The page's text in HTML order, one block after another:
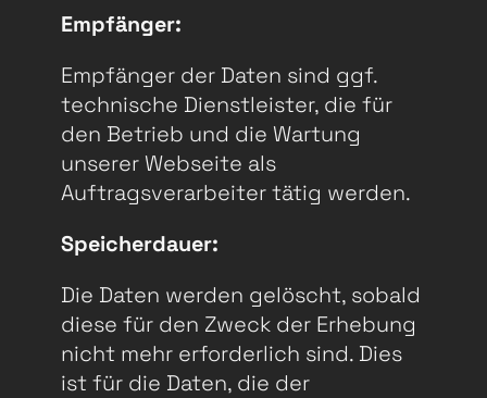
Empfänger:
Empfänger der Daten sind ggf.
technische Dienstleister, die für
den Betrieb und die Wartung
unserer Webseite als
Auftragsverarbeiter tätig werden.
Speicherdauer:
Die Daten werden gelöscht, sobald
diese für den Zweck der Erhebung
nicht mehr erforderlich sind. Dies
ist für die Daten, die der